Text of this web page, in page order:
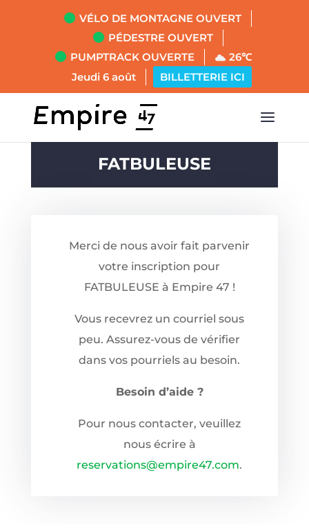
VÉLO DE MONTAGNE OUVERT
PÉDESTRE OUVERT
PUMPTRACK OUVERTE
26℃
Jeudi 6 août
BILLETTERIE ICI
FATBULEUSE
Merci de nous avoir fait parvenir
votre inscription pour
FATBULEUSE à Empire 47 !
Vous recevrez un courriel sous
peu. Assurez-vous de vérifier
dans vos pourriels au besoin.
Besoin d’aide ?
Pour nous contacter, veuillez
nous écrire à
reservations@empire47.com.